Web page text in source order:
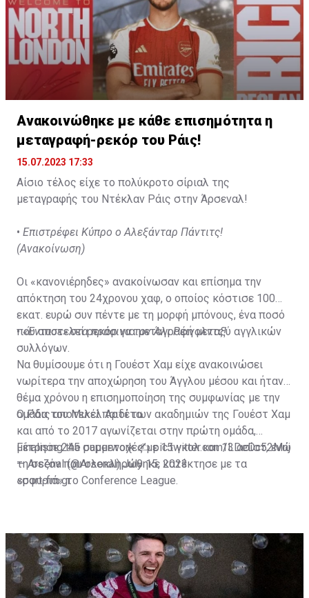
«χάμερς».
Ανακοινώθηκε με κάθε επισημότητα η
μεταγραφή-ρεκόρ του Ράις!
15.07.2023 17:33
Αίσιο τέλος είχε το πολύκροτο σίριαλ της
μεταγραφής του Ντέκλαν Ράις στην Άρσεναλ!
• Επιστρέφει Κύπρο ο Αλεξάνταρ Πάντιτς!
(Ανακοίνωση)
Οι «κανονιέρηδες» ανακοίνωσαν και επίσημα την
απόκτηση του 24χρονου χαφ, ο οποίος κόστισε 100
εκατ. ευρώ συν πέντε με τη μορφή μπόνους, ένα ποσό
που αποτελεί ρεκόρ για μεταγραφή μεταξύ αγγλικών
συλλόγων.
•«Έντυσε» στα πράσινα τον Άλι Ρέινολντς!
Να θυμίσουμε ότι η Γουέστ Χαμ είχε ανακοινώσει
νωρίτερα την αποχώρηση του Άγγλου μέσου και ήταν
θέμα χρόνου η επισημοποίηση της συμφωνίας με την
ομάδα του Μικέλ Αρτέτα.
Ο Ράις αποτελεί παιδί των ακαδημιών της Γουέστ Χαμ
και από το 2017 αγωνίζεται στην πρώτη ομάδα,
μέτρησε 245 συμμετοχές με 15 γκολ και 13 ασίστ, ενώ
τη σεζόν που ολοκληρώθηκε κατέκτησε με τα
«σφυριά» το Conference League.
Finalising the paperwork ✍️pic.twitter.com/LDeDc52Mnj
— Arsenal (@Arsenal)July 15, 2023
sport-fm.gr